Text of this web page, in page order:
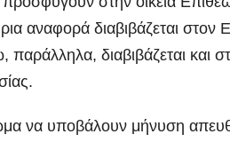
αναφορά διαβιβάζεται στον
διαβιβάζεται και
να υποβάλουν μήνυση